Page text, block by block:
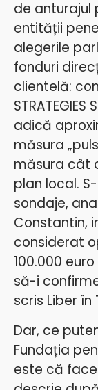
de anturajul
entității
alegerile
fonduri
clientelă:
adică
măsura
măsura cât
plan local.
sondaje,
Constantin,
considerat
100.000
să-i
scris Liber în
Dar, ce
Fundația
este că